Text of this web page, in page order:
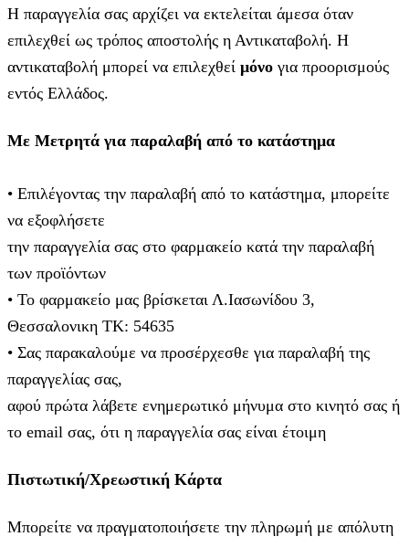
Η παραγγελία σας αρχίζει να εκτελείται άμεσα όταν
επιλεχθεί ως τρόπος αποστολής η Αντικαταβολή. Η
αντικαταβολή μπορεί να επιλεχθεί μόνο για προορισμούς
εντός Ελλάδος.
Με Μετρητά για παραλαβή από το κατάστημα
• Επιλέγοντας την παραλαβή από το κατάστημα, μπορείτε
να εξοφλήσετε
την παραγγελία σας στο φαρμακείο κατά την παραλαβή
των προϊόντων
• Το φαρμακείο μας βρίσκεται Λ.Ιασωνίδου 3,
Θεσσαλονικη ΤΚ: 54635
• Σας παρακαλούμε να προσέρχεσθε για παραλαβή της
παραγγελίας σας,
αφού πρώτα λάβετε ενημερωτικό μήνυμα στο κινητό σας ή
το email σας, ότι η παραγγελία σας είναι έτοιμη
Πιστωτική/Χρεωστική Κάρτα
Μπορείτε να πραγματοποιήσετε την πληρωμή με απόλυτη